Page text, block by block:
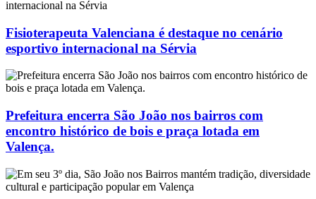
Fisioterapeuta Valenciana é destaque no cenário
esportivo internacional na Sérvia
Prefeitura encerra São João nos bairros com
encontro histórico de bois e praça lotada em
Valença.